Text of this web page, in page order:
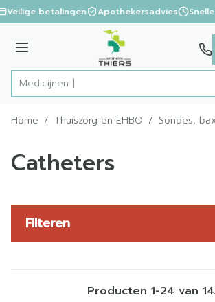
Ga naar de inhoud
1 van 1
Veilige betalingen Apothekersadvies Snelle
Menu
Product, merk, categorie...
Home / Thuiszorg en EHBO / Sondes,
Catheters
Filteren
Producten 1-24 van